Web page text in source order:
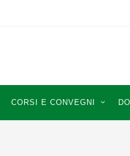
CORSI E CONVEGNI